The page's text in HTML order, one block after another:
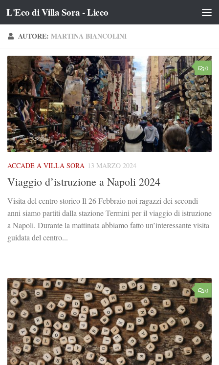
Salta al contenuto
L'Eco di Villa Sora - Liceo
AUTORE: MARTINA BIANCOLINI
0
ACCADE A VILLA SORA 13 MARZO 2024
Viaggio d’istruzione a Napoli 2024
Visita del centro storico Il 26 Febbraio noi ragazzi dei secondi
anni siamo partiti dalla stazione Termini per il viaggio di istruzione
a Napoli. Durante la mattinata abbiamo fatto un’interessante visita
guidata del centro...
0